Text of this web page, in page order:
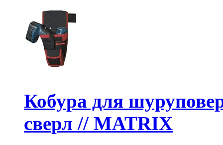
Кобура для
сверл // MATRIX